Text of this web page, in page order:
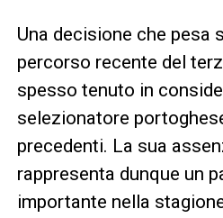
Una decisione che pesa
percorso recente del
spesso tenuto in
selezionatore
precedenti. La sua
rappresenta dunque un
importante nella